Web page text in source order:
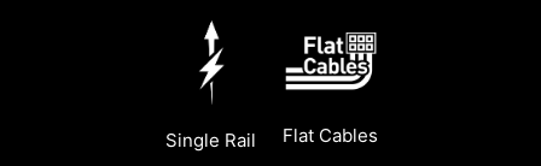
Single Rail Flat Cables